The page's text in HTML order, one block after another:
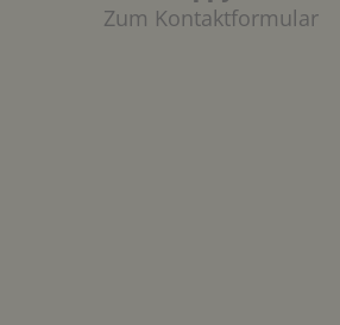
Zum Kontaktformular